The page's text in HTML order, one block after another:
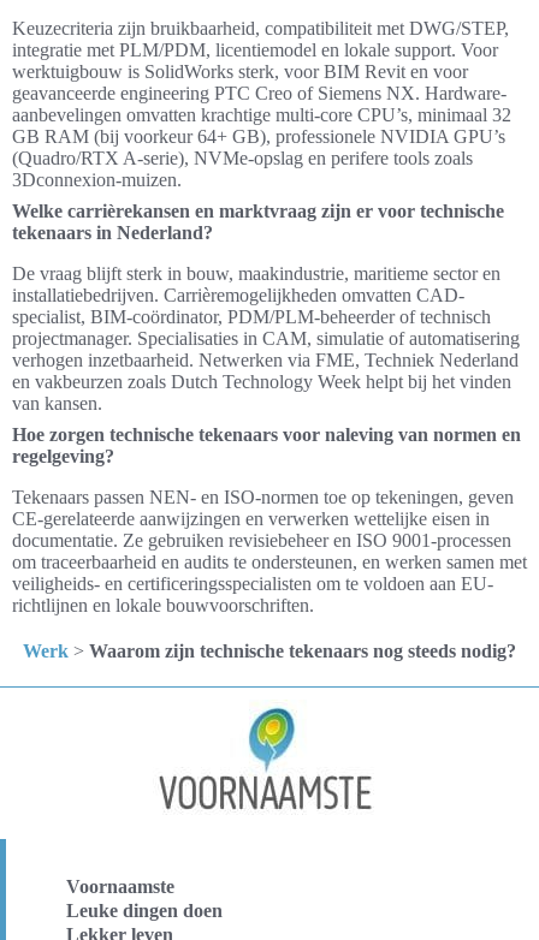
Keuzecriteria zijn bruikbaarheid, compatibiliteit met DWG/STEP,
integratie met PLM/PDM, licentiemodel en lokale support. Voor
werktuigbouw is SolidWorks sterk, voor BIM Revit en voor
geavanceerde engineering PTC Creo of Siemens NX. Hardware-
aanbevelingen omvatten krachtige multi-core CPU’s, minimaal 32
GB RAM (bij voorkeur 64+ GB), professionele NVIDIA GPU’s
(Quadro/RTX A-serie), NVMe-opslag en perifere tools zoals
3Dconnexion-muizen.
Welke carrièrekansen en marktvraag zijn er voor technische
tekenaars in Nederland?
De vraag blijft sterk in bouw, maakindustrie, maritieme sector en
installatiebedrijven. Carrièremogelijkheden omvatten CAD-
specialist, BIM-coördinator, PDM/PLM-beheerder of technisch
projectmanager. Specialisaties in CAM, simulatie of automatisering
verhogen inzetbaarheid. Netwerken via FME, Techniek Nederland
en vakbeurzen zoals Dutch Technology Week helpt bij het vinden
van kansen.
Hoe zorgen technische tekenaars voor naleving van normen en
regelgeving?
Tekenaars passen NEN- en ISO-normen toe op tekeningen, geven
CE-gerelateerde aanwijzingen en verwerken wettelijke eisen in
documentatie. Ze gebruiken revisiebeheer en ISO 9001-processen
om traceerbaarheid en audits te ondersteunen, en werken samen met
veiligheids- en certificeringsspecialisten om te voldoen aan EU-
richtlijnen en lokale bouwvoorschriften.
Werk > Waarom zijn technische tekenaars nog steeds nodig?
Voornaamste
Leuke dingen doen
Lekker leven